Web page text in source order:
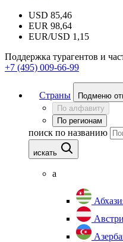
USD 85,46
EUR 98,64
EUR/USD 1,15
Поддержка турагентов и
+7 (495) 009-66-99
Страны
Подменю
По алфавиту
По регионам
поиск по названию
искать
а